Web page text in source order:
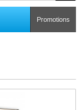
Promotions